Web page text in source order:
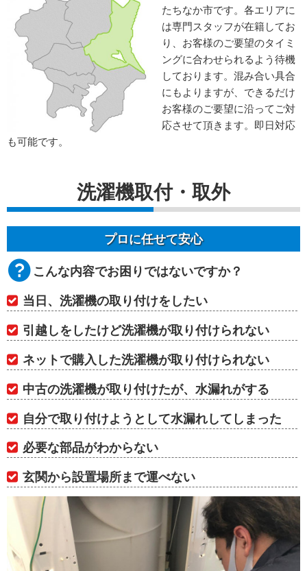
たちなか市です。各エリアに
は専門スタッフが在籍してお
り、お客様のご要望のタイミ
ングに合わせられるよう待機
しております。混み合い具合
にもよりますが、できるだけ
お客様のご要望に沿ってご対
応させて頂きます。即日対応
も可能です。
洗濯機取付・取外
プロに任せて安心
こんな内容でお困りではないですか？
当日、洗濯機の取り付けをしたい
引越しをしたけど洗濯機が取り付けられない
ネットで購入した洗濯機が取り付けられない
中古の洗濯機が取り付けたが、水漏れがする
自分で取り付けようとして水漏れしてしまった
必要な部品がわからない
玄関から設置場所まで運べない